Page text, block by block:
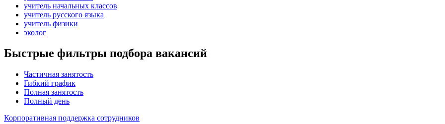
учитель начальных классов
учитель русского языка
учитель физики
эколог
Быстрые фильтры подбора вакансий
Частичная занятость
Гибкий график
Полная занятость
Полный день
Корпоративная поддержка сотрудников